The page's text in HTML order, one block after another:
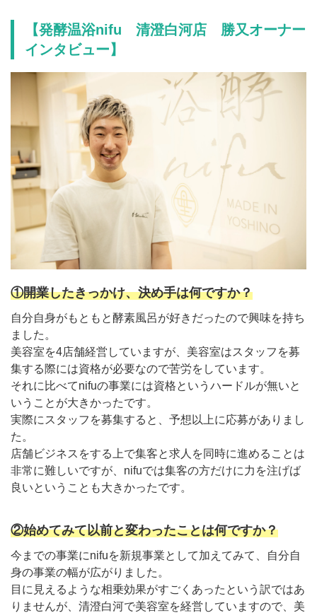
【発酵温浴nifu 清澄白河店 勝又オーナー
インタビュー】
①開業したきっかけ、決め手は何ですか？
自分自身がもともと酵素風呂が好きだったので興味を持ち
ました。
美容室を4店舗経営していますが、美容室はスタッフを募
集する際には資格が必要なので苦労をしています。
それに比べてnifuの事業には資格というハードルが無いと
いうことが大きかったです。
実際にスタッフを募集すると、予想以上に応募がありまし
た。
店舗ビジネスをする上で集客と求人を同時に進めることは
非常に難しいですが、nifuでは集客の方だけに力を注げば
良いということも大きかったです。
②始めてみて以前と変わったことは何ですか？
今までの事業にnifuを新規事業として加えてみて、自分自
身の事業の幅が広がりました。
目に見えるような相乗効果がすごくあったという訳ではあ
りませんが、清澄白河で美容室を経営していますので、美